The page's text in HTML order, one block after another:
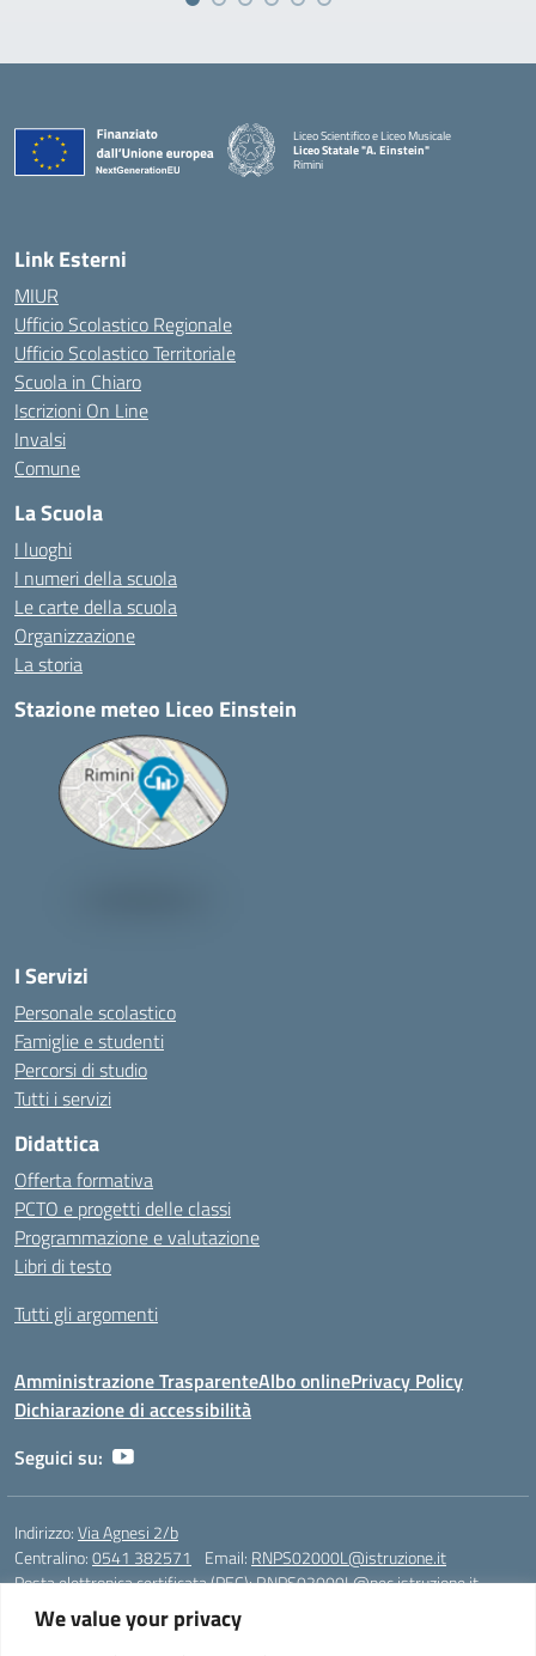
We value your privacy
Liceo Scientifico e Liceo Musicale
Liceo Statale "A. Einstein"
Rimini
Link Esterni
MIUR
Ufficio Scolastico Regionale
Ufficio Scolastico Territoriale
Scuola in Chiaro
Iscrizioni On Line
Invalsi
Comune
La Scuola
I luoghi
I numeri della scuola
Le carte della scuola
Organizzazione
La storia
Stazione meteo Liceo Einstein
I Servizi
Personale scolastico
Famiglie e studenti
Percorsi di studio
Tutti i servizi
Didattica
Offerta formativa
PCTO e progetti delle classi
Programmazione e valutazione
Libri di testo
Tutti gli argomenti
Amministrazione TrasparenteAlbo onlinePrivacy Policy
Dichiarazione di accessibilità
Seguici su:
Indirizzo:Via Agnesi 2/b
Centralino:0541 382571 Email: RNPS02000L@istruzione.it
Posta elettronica certificata (PEC):RNPS02000L@pec.istruzione.it
Codice fiscale: 82009530401